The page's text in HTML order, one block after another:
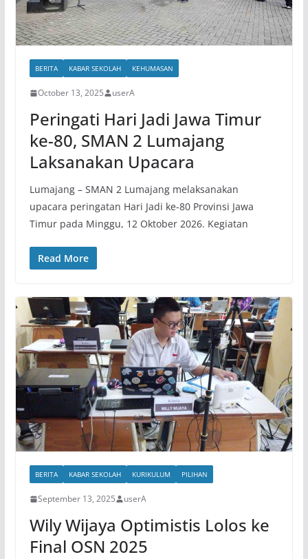
BERITA KABAR SEKOLAH KEHUMASAN
October 13, 2025 userA
Peringati Hari Jadi Jawa Timur
ke-80, SMAN 2 Lumajang
Laksanakan Upacara
Lumajang – SMAN 2 Lumajang melaksanakan
upacara peringatan Hari Jadi ke-80 Provinsi Jawa
Timur pada Minggu, 12 Oktober 2026. Kegiatan
Read More
BERITA KABAR SEKOLAH KURIKULUM PILIHAN
September 13, 2025 userA
Wily Wijaya Optimistis Lolos ke
Final OSN 2025